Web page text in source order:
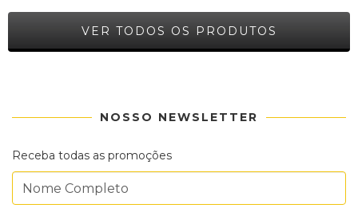
VER TODOS OS PRODUTOS
NOSSO NEWSLETTER
Receba todas as promoções